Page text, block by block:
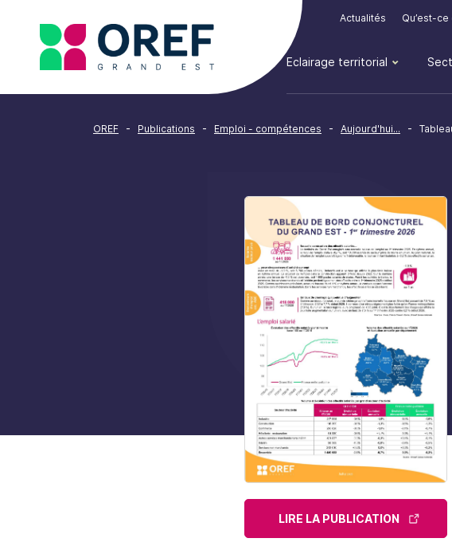
Actualités Qu’est-ce
Eclairage territorial
OREF - Publications - Emploi - compétences - Aujourd'hui... -
LIRE LA PUBLICATION